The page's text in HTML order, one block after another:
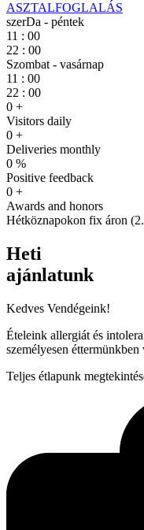
ASZTALFOGLALÁS
szerDa - péntek
11 : 00
22 : 00
Szombat - vasárnap
11 : 00
22 : 00
0 +
Visitors daily
0 +
Deliveries monthly
0 %
Positive feedback
0 +
Awards and honors
Hétköznapokon fix áron
Heti
ajánlatunk
Kedves Vendégeink!
Ételeink allergiát és
személyesen
Teljes étlapunk